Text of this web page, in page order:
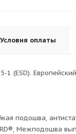
Условия оплаты
1 (ESD).
подошва,
Межподошва